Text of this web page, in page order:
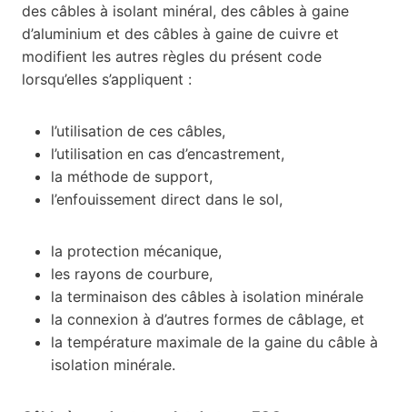
des câbles à isolant minéral, des câbles à gaine
d’aluminium et des câbles à gaine de cuivre et
modifient les autres règles du présent code
lorsqu’elles s’appliquent :
l’utilisation de ces câbles,
l’utilisation en cas d’encastrement,
la méthode de support,
l’enfouissement direct dans le sol,
la protection mécanique,
les rayons de courbure,
la terminaison des câbles à isolation minérale
la connexion à d’autres formes de câblage, et
la température maximale de la gaine du câble à
isolation minérale.